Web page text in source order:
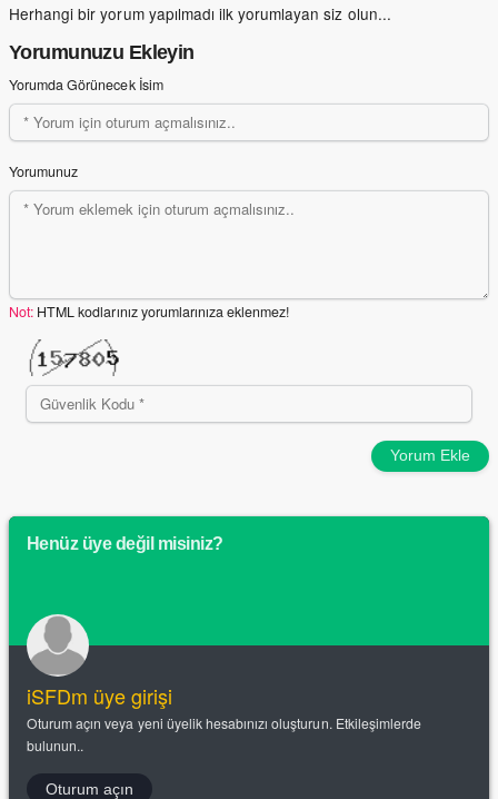
Herhangi bir yorum yapılmadı ilk yorumlayan siz olun...
Yorumunuzu Ekleyin
Yorumda Görünecek İsim
Yorumunuz
Not: HTML kodlarınız yorumlarınıza eklenmez!
Yorum Ekle
Henüz üye değil misiniz?
iSFDm üye girişi
Oturum açın veya yeni üyelik hesabınızı oluşturun. Etkileşimlerde
bulunun..
Oturum açın